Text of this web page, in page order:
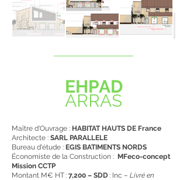
EHPAD
ARRAS
Maître d'Ouvrage : HABITAT HAUTS DE France
Architecte : SARL PARALLELE
Bureau d'étude : EGIS BATIMENTS NORDS
Économiste de la Construction : MFeco-concept
Mission CCTP
Montant M€ HT : 7,200 – SDD: Inc – Livré en